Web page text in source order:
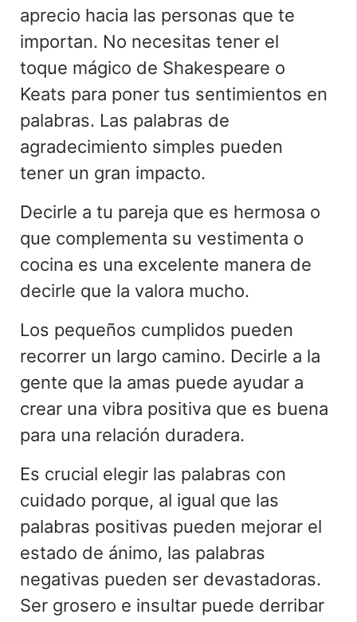
aprecio hacia las personas que te
importan. No necesitas tener el
toque mágico de Shakespeare o
Keats para poner tus sentimientos en
palabras. Las palabras de
agradecimiento simples pueden
tener un gran impacto.
Decirle a tu pareja que es hermosa o
que complementa su vestimenta o
cocina es una excelente manera de
decirle que la valora mucho.
Los pequeños cumplidos pueden
recorrer un largo camino. Decirle a la
gente que la amas puede ayudar a
crear una vibra positiva que es buena
para una relación duradera.
Es crucial elegir las palabras con
cuidado porque, al igual que las
palabras positivas pueden mejorar el
estado de ánimo, las palabras
negativas pueden ser devastadoras.
Ser grosero e insultar puede derribar